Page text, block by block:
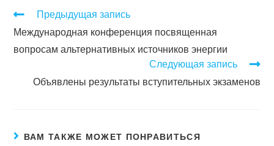
Предыдущая запись
Международная конференция посвященная
вопросам альтернативных источников энергии
Следующая запись
Объявлены результаты вступительных экзаменов
ВАМ ТАКЖЕ МОЖЕТ ПОНРАВИТЬСЯ